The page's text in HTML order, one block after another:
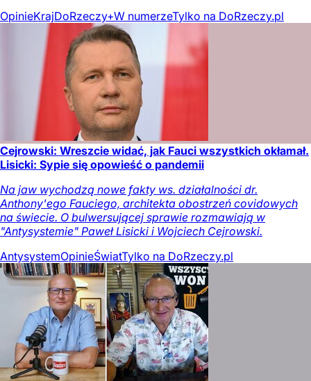
OpinieKrajDoRzeczy+W numerzeTylko na DoRzeczy.pl
Cejrowski: Wreszcie widać, jak Fauci wszystkich okłamał.
Lisicki: Sypie się opowieść o pandemii
Na jaw wychodzą nowe fakty ws. działalności dr.
Anthony'ego Fauciego, architekta obostrzeń covidowych
na świecie. O bulwersującej sprawie rozmawiają w
"Antysystemie" Paweł Lisicki i Wojciech Cejrowski.
AntysystemOpinieŚwiatTylko na DoRzeczy.pl